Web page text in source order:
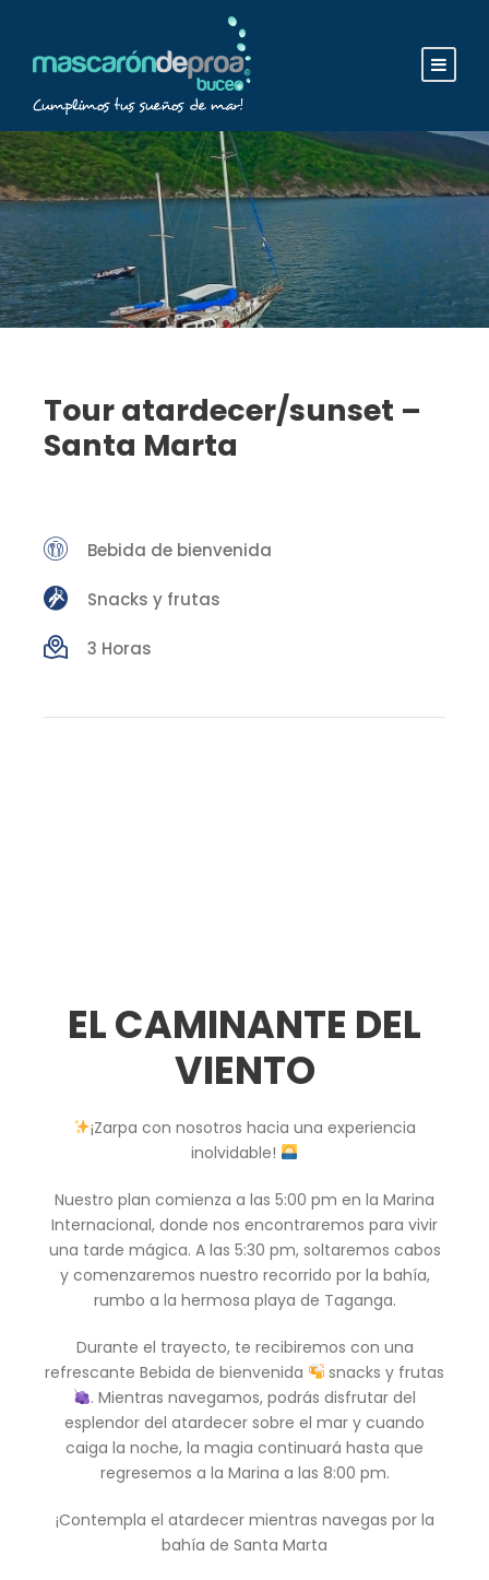
Tour atardecer/sunset –
Santa Marta
Bebida de bienvenida
Snacks y frutas
3 Horas
EL CAMINANTE DEL
VIENTO
¡Zarpa con nosotros hacia una experiencia
inolvidable!
Nuestro plan comienza a las 5:00 pm en la Marina
Internacional, donde nos encontraremos para vivir
una tarde mágica. A las 5:30 pm, soltaremos cabos
y comenzaremos nuestro recorrido por la bahía,
rumbo a la hermosa playa de Taganga.
Durante el trayecto, te recibiremos con una
refrescante Bebida de bienvenida
snacks y frutas
. Mientras navegamos, podrás disfrutar del
esplendor del atardecer sobre el mar y cuando
caiga la noche, la magia continuará hasta que
regresemos a la Marina a las 8:00 pm.
¡Contempla el atardecer mientras navegas por la
bahía de Santa Marta